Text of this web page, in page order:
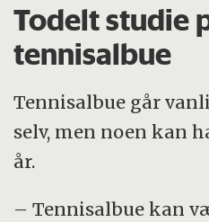
Todelt studie
tennisalbue
Tennisalbue går
selv, men noen kan
år.
– Tennisalbue kan